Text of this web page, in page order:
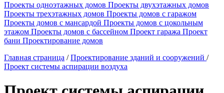
Проекты одноэтажных домов Проекты двухэтажных домов
Проекты трехэтажных домов Проекты домов с гаражом
Проекты домов с мансардой Проекты домов с цокольным
этажом Проекты домов с бассейном Проект гаража Проект
бани Проектирование домов
Главная страница / Проектирование зданий и сооружений /
Проект системы аспирации воздуха